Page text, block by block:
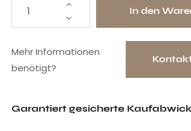
In den
Mehr Informationen
benötigt?
Garantiert gesicherte